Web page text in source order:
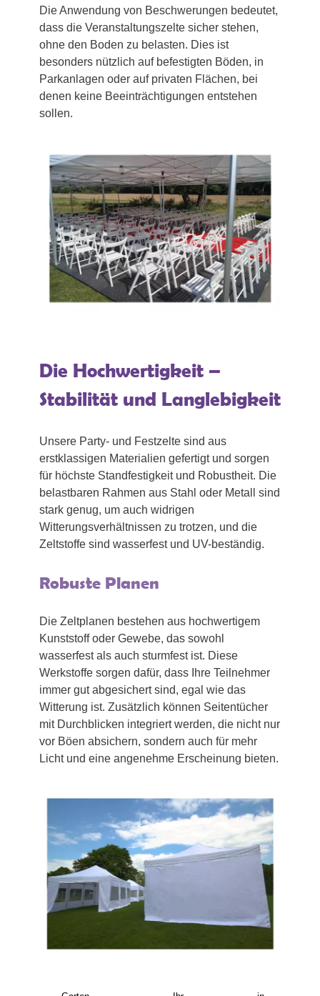
Die Anwendung von Beschwerungen bedeutet,
dass die Veranstaltungszelte sicher stehen,
ohne den Boden zu belasten. Dies ist
besonders nützlich auf befestigten Böden, in
Parkanlagen oder auf privaten Flächen, bei
denen keine Beeinträchtigungen entstehen
sollen.
Die Hochwertigkeit –
Stabilität und Langlebigkeit
Unsere Party- und Festzelte sind aus
erstklassigen Materialien gefertigt und sorgen
für höchste Standfestigkeit und Robustheit. Die
belastbaren Rahmen aus Stahl oder Metall sind
stark genug, um auch widrigen
Witterungsverhältnissen zu trotzen, und die
Zeltstoffe sind wasserfest und UV-beständig.
Robuste Planen
Die Zeltplanen bestehen aus hochwertigem
Kunststoff oder Gewebe, das sowohl
wasserfest als auch sturmfest ist. Diese
Werkstoffe sorgen dafür, dass Ihre Teilnehmer
immer gut abgesichert sind, egal wie das
Witterung ist. Zusätzlich können Seitentücher
mit Durchblicken integriert werden, die nicht nur
vor Böen absichern, sondern auch für mehr
Licht und eine angenehme Erscheinung bieten.